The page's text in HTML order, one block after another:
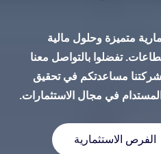
متميزة وحلول مالية
تفضلوا بالتواصل معنا
مساعدتكم في تحقيق
المستدام في مجال الاستثمارات.
الفرص الاستثمارية